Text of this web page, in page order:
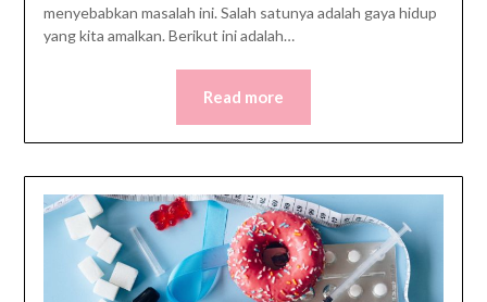
menyebabkan masalah ini. Salah satunya adalah gaya hidup
yang kita amalkan. Berikut ini adalah…
Read more